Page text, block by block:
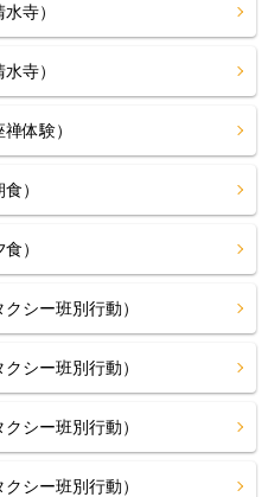
寺）
寺）
体験）
）
）
シー班別行動）
シー班別行動）
シー班別行動）
シー班別行動）